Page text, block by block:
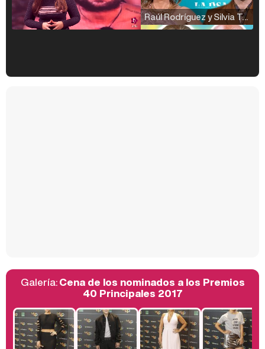
Raúl Rodríguez y Silvia Taulés nos cuentan su papel en 'La familia de la tele'
Belén Esteban: "Estoy emocionada, muy contenta y muy feliz por llegar a RTVE"
Galería:Cena de los nominados a los Premios
40 Principales 2017